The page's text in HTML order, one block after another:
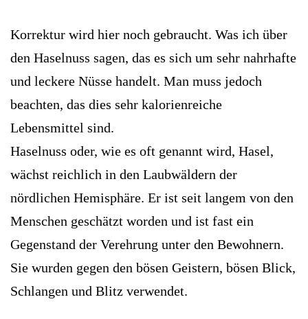
Korrektur wird hier noch gebraucht. Was ich über
den Haselnuss sagen, das es sich um sehr nahrhafte
und leckere Nüsse handelt. Man muss jedoch
beachten, das dies sehr kalorienreiche
Lebensmittel sind.
Haselnuss oder, wie es oft genannt wird, Hasel,
wächst reichlich in den Laubwäldern der
nördlichen Hemisphäre. Er ist seit langem von den
Menschen geschätzt worden und ist fast ein
Gegenstand der Verehrung unter den Bewohnern.
Sie wurden gegen den bösen Geistern, bösen Blick,
Schlangen und Blitz verwendet.